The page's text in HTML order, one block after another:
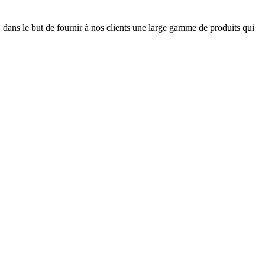
le but de fournir à nos clients une large gamme de produits qui